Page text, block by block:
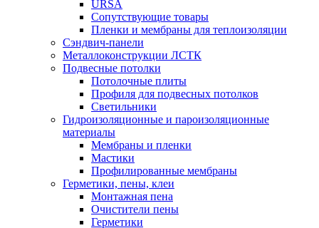
URSA
Сопутствующие товары
Пленки и мембраны для теплоизоляции
Сэндвич-панели
Металлоконструкции ЛСТК
Подвесные потолки
Потолочные плиты
Профиля для подвесных потолков
Светильники
Гидроизоляционные и пароизоляционные
материалы
Мембраны и пленки
Мастики
Профилированные мембраны
Герметики, пены, клеи
Монтажная пена
Очистители пены
Герметики